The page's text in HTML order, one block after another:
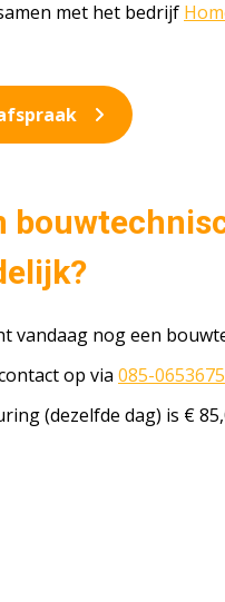
met het bedrijf
vandaag nog een
op via 085-0653675
(dezelfde dag) is €